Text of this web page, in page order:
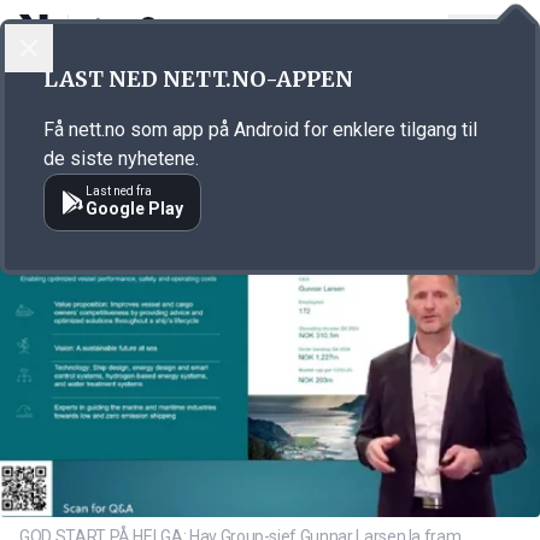
Annonsørinnhold
GOD START PÅ HELGA: Hav Group-sjef Gunnar Larsen la fram
LAST NED NETT.NO-APPEN
Få nett.no som app på Android for enklere tilgang til
de siste nyhetene.
Last ned fra
Google Play